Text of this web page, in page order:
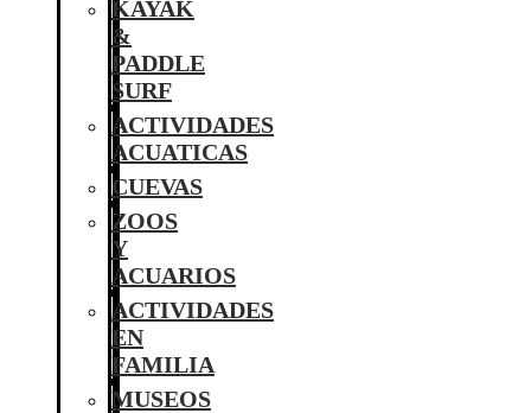
KAYAK
&
PADDLE
SURF
ACTIVIDADES
ACUATICAS
CUEVAS
ZOOS
Y
ACUARIOS
ACTIVIDADES
EN
FAMILIA
MUSEOS